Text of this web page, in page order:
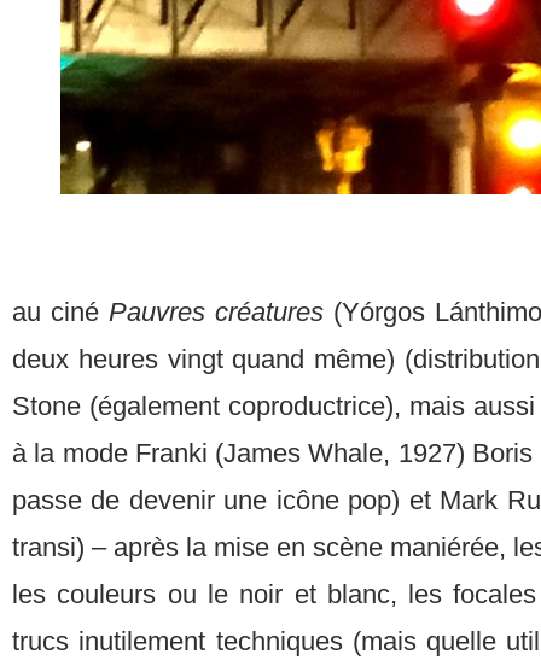
au ciné Pauvres créatures (Yórgos
deux heures vingt quand même)
Stone (également coproductrice), mais
à la mode Franki (James Whale, 1927)
passe de devenir une icône pop) et Mark
transi) – après la mise en scène maniérée,
les couleurs ou le noir et blanc, les
trucs inutilement techniques (mais quelle